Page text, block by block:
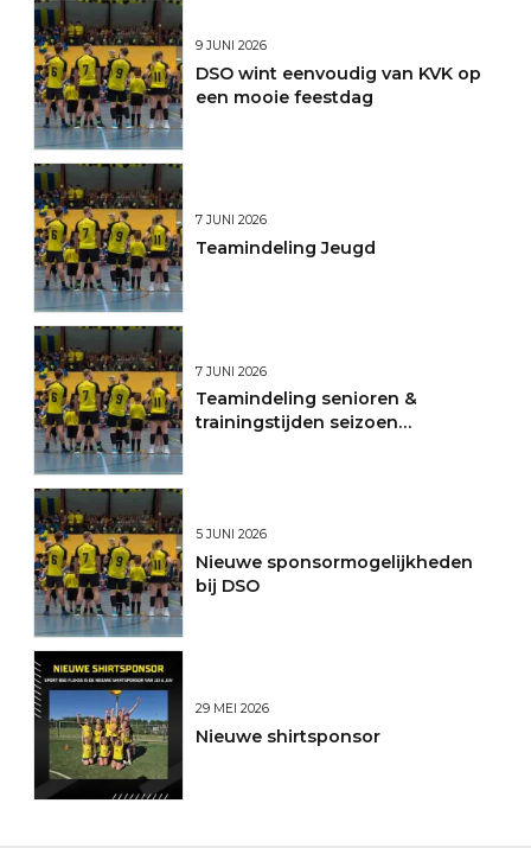
9 JUNI 2026
DSO wint eenvoudig van KVK op
een mooie feestdag
7 JUNI 2026
Teamindeling Jeugd
7 JUNI 2026
Teamindeling senioren &
trainingstijden seizoen
5 JUNI 2026
Nieuwe sponsormogelijkheden
bij DSO
29 MEI 2026
Nieuwe shirtsponsor